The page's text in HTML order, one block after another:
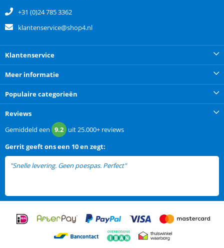
+31 (0)24 785 3362
klantenservice@shop4.nl
Klantenservice
Meer informatie
Populaire categorieën
Reviews
Gemiddeld een 9.2 uit25.000+ reviews
Gerritgeeft ons een 10 en zegt:
"Snelle levering. Geen poespas. Perfect"